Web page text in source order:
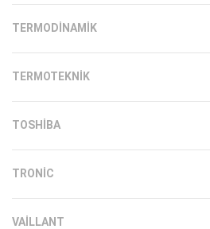
TERMODINAMIK
TERMOTEKNIK
TOSHIBA
TRONIC
VAILLANT